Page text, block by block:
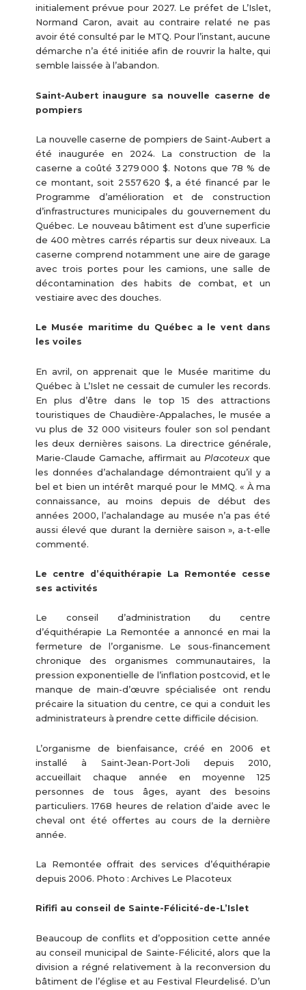
initialement prévue pour 2027. Le préfet de L’Islet,
Normand Caron, avait au contraire relaté ne pas
avoir été consulté par le MTQ. Pour l’instant, aucune
démarche n’a été initiée afin de rouvrir la halte, qui
semble laissée à l’abandon.
Saint-Aubert inaugure sa nouvelle caserne de
pompiers
La nouvelle caserne de pompiers de Saint-Aubert a
été inaugurée en 2024. La construction de la
caserne a coûté 3 279 000 $. Notons que 78 % de
ce montant, soit 2 557 620 $, a été financé par le
Programme d’amélioration et de construction
d’infrastructures municipales du gouvernement du
Québec. Le nouveau bâtiment est d’une superficie
de 400 mètres carrés répartis sur deux niveaux. La
caserne comprend notamment une aire de garage
avec trois portes pour les camions, une salle de
décontamination des habits de combat, et un
vestiaire avec des douches.
Le Musée maritime du Québec a le vent dans
les voiles
En avril, on apprenait que le Musée maritime du
Québec à L’Islet ne cessait de cumuler les records.
En plus d’être dans le top 15 des attractions
touristiques de Chaudière-Appalaches, le musée a
vu plus de 32 000 visiteurs fouler son sol pendant
les deux dernières saisons. La directrice générale,
Marie-Claude Gamache, affirmait au Placoteux que
les données d’achalandage démontraient qu’il y a
bel et bien un intérêt marqué pour le MMQ. « À ma
connaissance, au moins depuis de début des
années 2000, l’achalandage au musée n’a pas été
aussi élevé que durant la dernière saison », a-t-elle
commenté.
Le centre d’équithérapie La Remontée cesse
ses activités
Le conseil d’administration du centre
d’équithérapie La Remontée a annoncé en mai la
fermeture de l’organisme. Le sous-financement
chronique des organismes communautaires, la
pression exponentielle de l’inflation postcovid, et le
manque de main-d’œuvre spécialisée ont rendu
précaire la situation du centre, ce qui a conduit les
administrateurs à prendre cette difficile décision.
L’organisme de bienfaisance, créé en 2006 et
installé à Saint-Jean-Port-Joli depuis 2010,
accueillait chaque année en moyenne 125
personnes de tous âges, ayant des besoins
particuliers. 1768 heures de relation d’aide avec le
cheval ont été offertes au cours de la dernière
année.
La Remontée offrait des services d’équithérapie
depuis 2006. Photo : Archives Le Placoteux
Rififi au conseil de Sainte-Félicité-de-L’Islet
Beaucoup de conflits et d’opposition cette année
au conseil municipal de Sainte-Félicité, alors que la
division a régné relativement à la reconversion du
bâtiment de l’église et au Festival Fleurdelisé. D’un